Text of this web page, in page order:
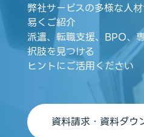
弊社サービスの多様な人
易くご紹介
派遣、転職支援、BPO、
択肢を見つける
ヒントにご活用ください
資料請求・資料ダウ